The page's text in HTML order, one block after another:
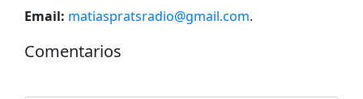
Email: matiaspratsradio@gmail.com.
Comentarios